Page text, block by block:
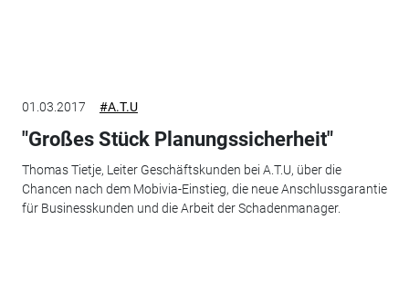
01.03.2017 #A.T.U
"Großes Stück Planungssicherheit"
Thomas Tietje, Leiter Geschäftskunden bei A.T.U, über die
Chancen nach dem Mobivia-Einstieg, die neue Anschlussgarantie
für Businesskunden und die Arbeit der Schadenmanager.